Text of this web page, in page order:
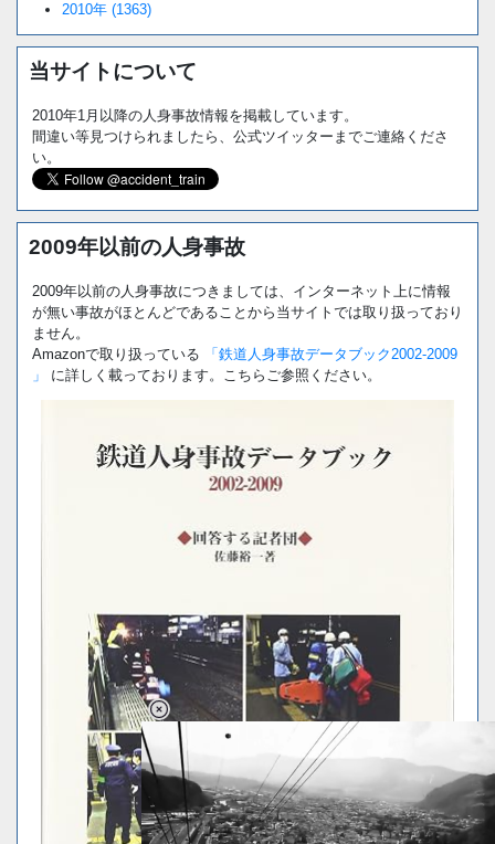
2010年 (1363)
当サイトについて
2010年1月以降の人身事故情報を掲載しています。
間違い等見つけられましたら、公式ツイッターまでご連絡くださ
い。
2009年以前の人身事故
2009年以前の人身事故につきましては、インターネット上に情報
が無い事故がほとんどであることから当サイトでは取り扱っており
ません。
Amazonで取り扱っている
「鉄道人身事故データブック2002-2009
」
に詳しく載っております。こちらご参照ください。